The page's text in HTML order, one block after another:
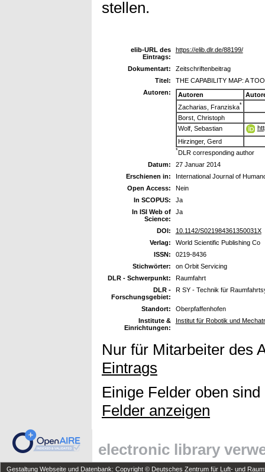
stellen.
elib-URL des
Eintrags:
https://elib.dlr.de/88199/
Dokumentart:
Zeitschriftenbeitrag
Titel:
THE CAPABILITY MAP: A
Autoren:
Autoren
Zacharias, Franziska*
Borst, Christoph
Wolf, Sebastian
Hirzinger, Gerd
*DLR corresponding author
Datum:
27 Januar 2014
Erschienen in:
International Journal of
Open Access:
Nein
In SCOPUS:
Ja
In ISI Web of
Science:
Ja
DOI:
10.1142/S021984361350031X
Verlag:
World Scientific Publishing Co
ISSN:
0219-8436
Stichwörter:
on Orbit Servicing
DLR - Schwerpunkt:
Raumfahrt
DLR -
Forschungsgebiet:
R SY - Technik für
Standort:
Oberpfaffenhofen
Institute &
Einrichtungen:
Institut für Robotik und
Nur für Mitarbeiter des
Eintrags
Einige Felder oben
Felder anzeigen
electronic library
Gestaltung Webseite und Datenbank: Copyright © Deutsches Zentrum für Luft- und